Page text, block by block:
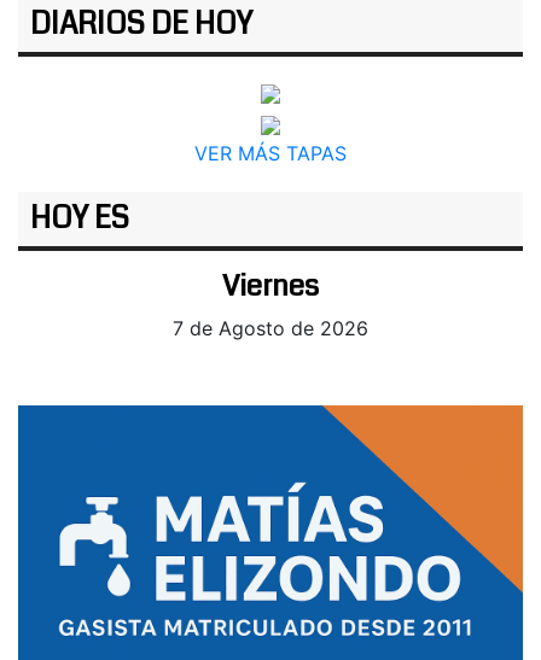
DIARIOS DE HOY
VER MÁS TAPAS
HOY ES
Viernes
7 de Agosto de 2026